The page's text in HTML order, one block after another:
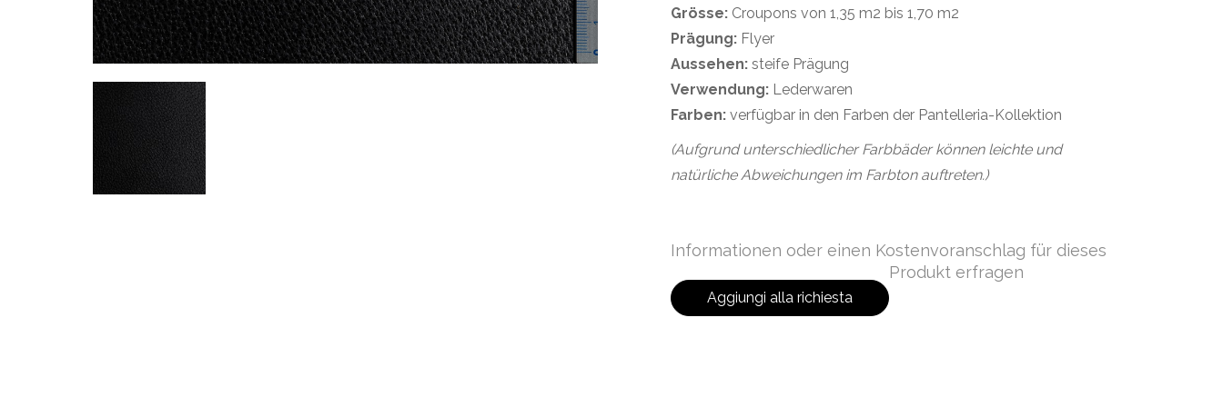
Grösse: Croupons von 1,35 m2 bis 1,70 m2
Prägung: Flyer
Aussehen: steife Prägung
Verwendung: Lederwaren
Farben: verfügbar in den Farben der Pantelleria-Kollektion
(Aufgrund unterschiedlicher Farbbäder können leichte und
natürliche Abweichungen im Farbton auftreten.)
Informationen oder einen Kostenvoranschlag für dieses
Produkt erfragen
Aggiungi alla richiesta